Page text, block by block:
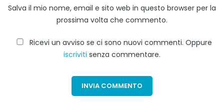
Salva il mio nome, email e sito web in questo browser per la
prossima volta che commento.
Ricevi un avviso se ci sono nuovi commenti. Oppure
iscriviti senza commentare.